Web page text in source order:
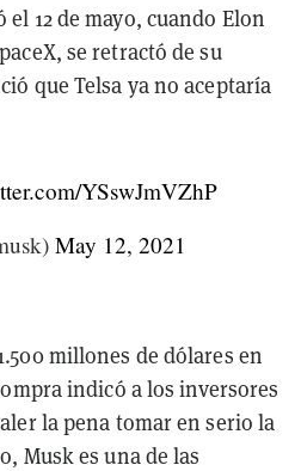
12 de mayo, cuando Elon
se retractó de su
que Telsa ya no aceptaría
YSswJmVZhP
May 12, 2021
millones de dólares en
indicó a los inversores
la pena tomar en serio la
Musk es una de las